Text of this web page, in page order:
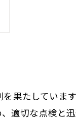
果たしていま
適切な点検と迅